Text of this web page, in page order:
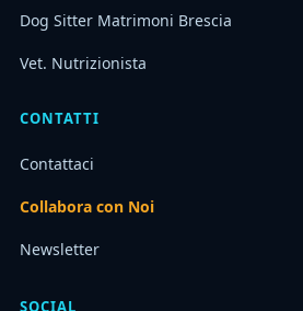
Dog Sitter Matrimoni Brescia
Vet. Nutrizionista
CONTATTI
Contattaci
Collabora con Noi
Newsletter
SOCIAL